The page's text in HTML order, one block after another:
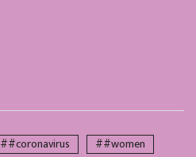
##coronavirus
##women